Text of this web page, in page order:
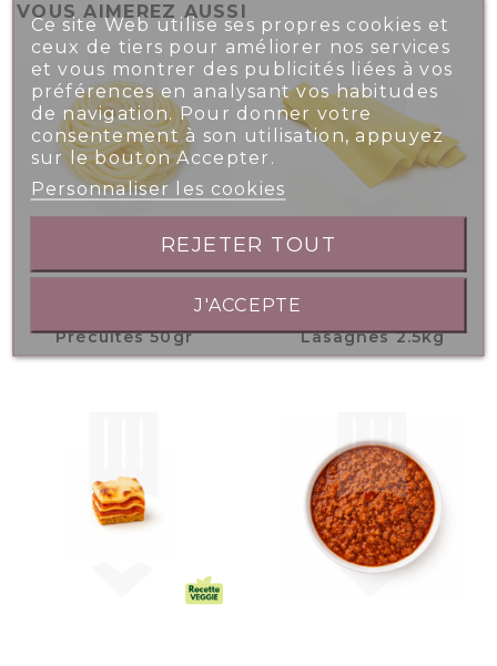
VOUS AIMEREZ AUSSI
Précuites 50gr
Lasagnes 2.5kg
Ce site Web utilise ses propres cookies et
ceux de tiers pour améliorer nos services
et vous montrer des publicités liées à vos
préférences en analysant vos habitudes
de navigation. Pour donner votre
consentement à son utilisation, appuyez
sur le bouton Accepter.
Personnaliser les cookies
REJETER TOUT
J'ACCEPTE